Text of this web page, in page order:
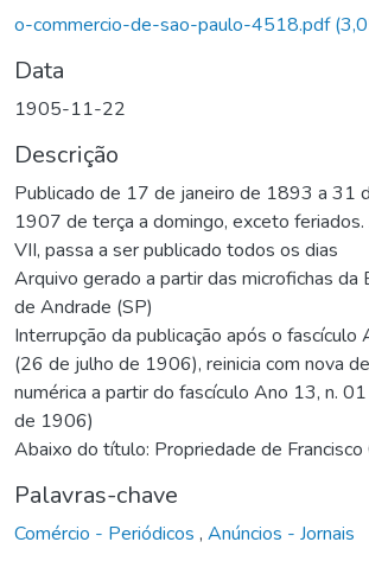
o-commercio-de-sao-paulo-4518.pdf
Data
1905-11-22
Descrição
Publicado de 17 de janeiro de 1893 a 31
1907 de terça a domingo, exceto
VII, passa a ser publicado todos os dias
Arquivo gerado a partir das microfichas da
de Andrade (SP)
Interrupção da publicação após o
(26 de julho de 1906), reinicia com nova
numérica a partir do fascículo Ano 13, n.
de 1906)
Abaixo do título: Propriedade de Francisco
Palavras-chave
Comércio - Periódicos , Anúncios - Jornais